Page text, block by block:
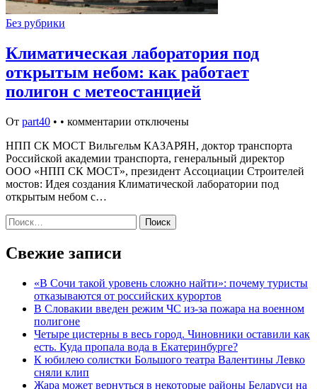
Без рубрики
Климатическая лаборатория под
открытым небом: как работает
полигон с метеостанцией
От part40 • • комментарии отключены
НПП СК МОСТ Вильгельм КАЗАРЯН, доктор транспорта
Российской академии транспорта, генеральный директор
ООО «НПП СК МОСТ», президент Ассоциации Строителей
мостов: Идея создания Климатической лаборатории под
открытым небом с…
Найти:
Свежие записи
«В Сочи такой уровень сложно найти»: почему туристы
отказываются от российских курортов
В Словакии введен режим ЧС из-за пожара на военном
полигоне
Четыре цистерны в весь город. Чиновники оставили как
есть. Куда пропала вода в Екатеринбурге?
К юбилею солистки Большого театра Валентины Левко
сняли клип
Жара может вернуться в некоторые районы Беларуси на